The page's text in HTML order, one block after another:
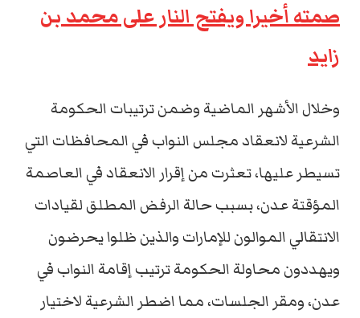
صمته أخيرا ويفتح النار على محمد بن
زايد
وخلال الأشهر الماضية وضمن ترتيبات الحكومة
الشرعية لانعقاد مجلس النواب في المحافظات التي
تسيطر عليها، تعثرت من إقرار الانعقاد في العاصمة
المؤقتة عدن، بسبب حالة الرفض المطلق لقيادات
الانتقالي الموالون للإمارات والذين ظلوا يحرضون
ويهددون محاولة الحكومة ترتيب إقامة النواب في
عدن، ومقر الجلسات، مما اضطر الشرعية لاختيار